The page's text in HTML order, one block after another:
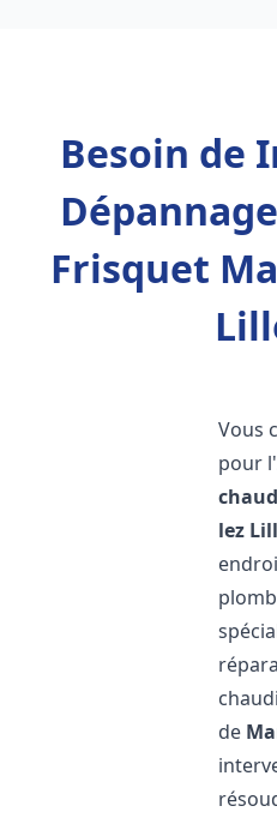
Besoin de
Frisquet
Vous
pour l'
lez
de